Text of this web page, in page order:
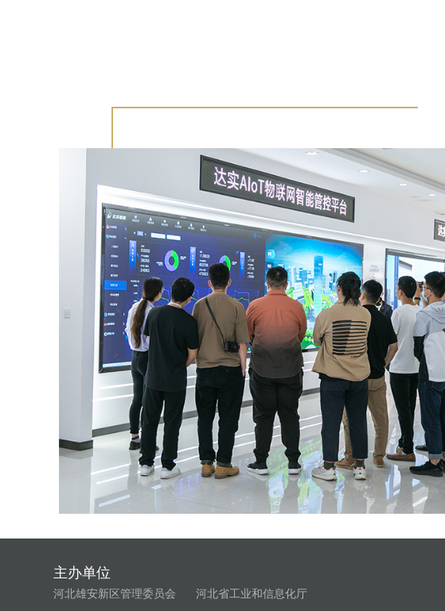
主办单位
河北雄安新区管理委员会 河北省工业和信息化厅